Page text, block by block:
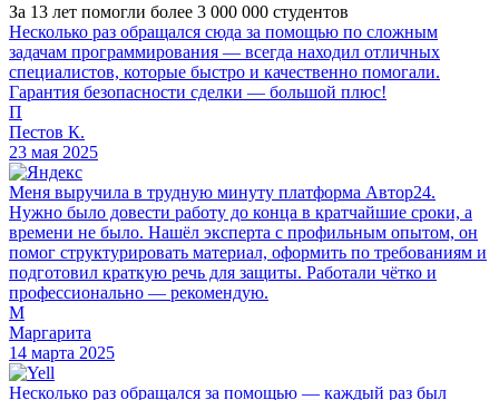
За 13 лет помогли более 3 000 000 студентов
Несколько раз обращался сюда за помощью по сложным
задачам программирования — всегда находил отличных
специалистов, которые быстро и качественно помогали.
Гарантия безопасности сделки — большой плюс!
П
Пестов К.
23 мая 2025
Меня выручила в трудную минуту платформа Автор24.
Нужно было довести работу до конца в кратчайшие сроки, а
времени не было. Нашёл эксперта с профильным опытом, он
помог структурировать материал, оформить по требованиям и
подготовил краткую речь для защиты. Работали чётко и
профессионально — рекомендую.
М
Маргарита
14 марта 2025
Несколько раз обращался за помощью — каждый раз был